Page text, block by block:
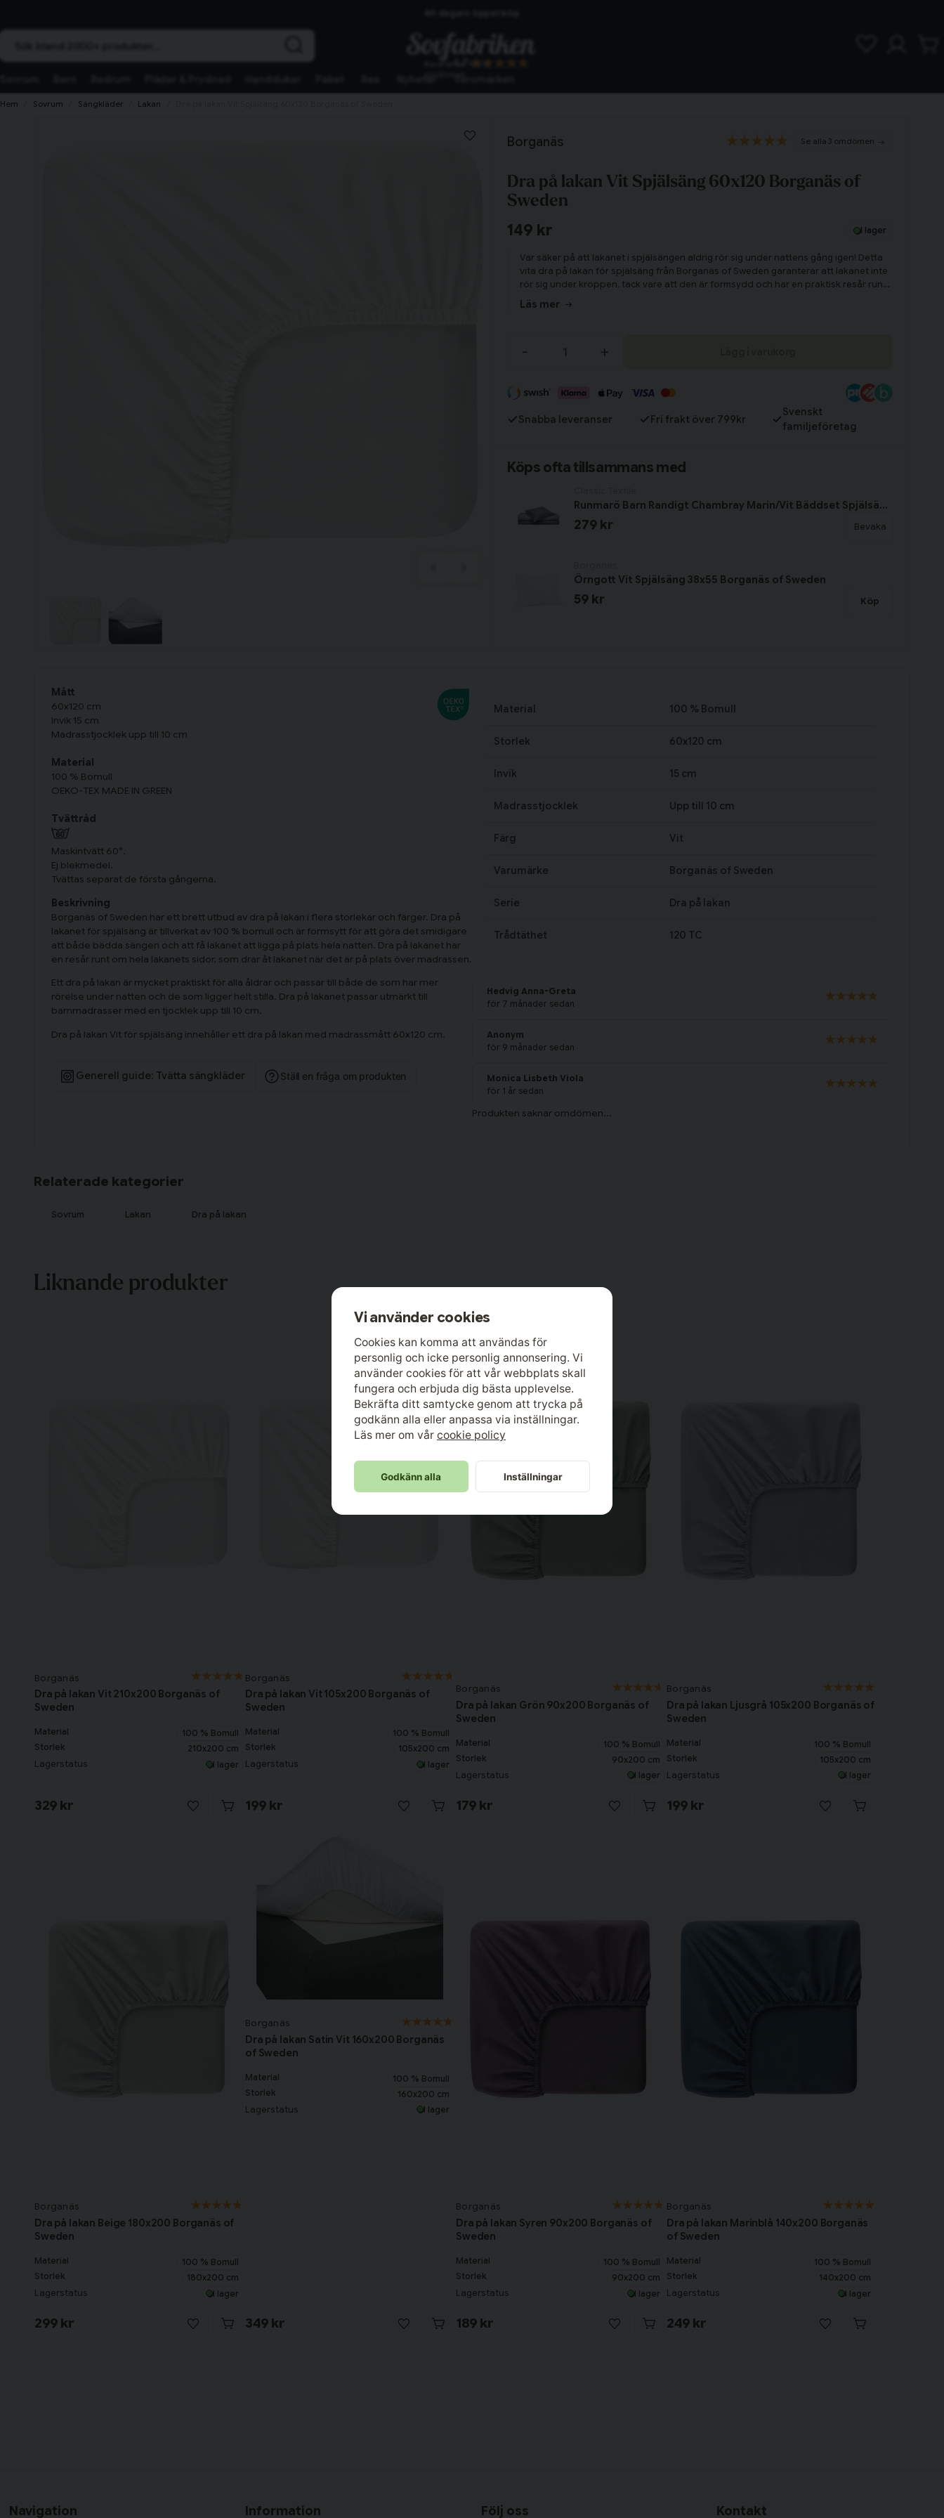
Snabba leveranser
Hem Sovrum Sängkläder Lakan
Borganäs 3 omdömen
Dra på lakan Vit Spjälsäng 60x120 Borganäs of
Sweden
149 kr I lager
Var säker på att lakanet i spjälsängen aldrig rör sig under nattens gång igen! Detta
vita dra på lakan för spjälsäng från Borganäs of Sweden garanterar att lakanet inte
rör sig under kroppen, tack vare att den är formsydd och har en praktisk resår runt
om kanterna. Med dess stilrena färg kan man matcha dra på lakanet till både
enfärgade och mönstrade bäddset. Klicka hem ett praktiskt dra på lakan redan
Läs mer
- +
Snabba leveranser Fri frakt över 799kr
Svenskt
familjeföretag
Köps ofta tillsammans med
Runmarö Barn Randigt Chambray Marin/Vit Bäddset Spjälsäng 100x130 Classic Textile
279 kr Bevaka
Örngott Vit Spjälsäng 38x55 Borganäs of Sweden
59 kr Köp
Mått
60x120 cm
Invik 15 cm
Madrasstjocklek upp till 10 cm
Material
100 % Bomull
OEKO-TEX MADE IN GREEN
Tvättråd
Maskintvätt 60°.
Ej blekmedel.
Tvättas separat de första gångerna.
Beskrivning
Borganäs of Sweden har ett brett utbud av dra på lakan i flera storlekar och färger. Dra på
lakanet för spjälsäng är tillverkat av 100 % bomull och är formsytt för att göra det smidigare
att både bädda sängen och att få lakanet att ligga på plats hela natten. Dra på lakanet har
en resår runt om hela lakanets sidor, som drar åt lakanet när det är på plats över madrassen.
Ett dra på lakan är mycket praktiskt för alla åldrar och passar till både de som har mer
rörelse under natten och de som ligger helt stilla. Dra på lakanet passar utmärkt till
barnmadrasser med en tjocklek upp till 10 cm.
Dra på lakan Vit för spjälsäng innehåller ett dra på lakan med madrassmått 60x120 cm.
Generell guide: Tvätta sängkläder Ställ en fråga om produkten
Material 100 % Bomull
Storlek 60x120 cm
Invik 15 cm
Madrasstjocklek Upp till 10 cm
Färg Vit
Varumärke Borganäs of Sweden
Serie Dra på lakan
Trådtäthet 120 TC
Hedvig Anna-Greta
för 7 månader sedan
Anonym
för 9 månader sedan
Monica Lisbeth Viola
för 1 år sedan
Relaterade kategorier
Sovrum Lakan Dra på lakan
Liknande produkter
Borganäs
Dra på lakan Vit 210x200 Borganäs of
Sweden
Material
100 % Bomull
Storlek
210x200 cm
Lagerstatus I lager
329 kr
Borganäs
Dra på lakan Vit 105x200 Borganäs of
Sweden
Material
100 % Bomull
Storlek
105x200 cm
Lagerstatus I lager
199 kr
Borganäs
Dra på lakan Grön 90x200 Borganäs of
Sweden
Material
100 % Bomull
Storlek
90x200 cm
Lagerstatus I lager
179 kr
Borganäs
Dra på lakan Ljusgrå 105x200 Borganäs of
Sweden
Material
100 % Bomull
Storlek
105x200 cm
Lagerstatus I lager
199 kr
Borganäs
Dra på lakan Beige 180x200 Borganäs of
Sweden
Material
100 % Bomull
Storlek
180x200 cm
Lagerstatus I lager
299 kr
Borganäs
Dra på lakan Satin Vit 160x200 Borganäs
of Sweden
Material
100 % Bomull
Storlek
160x200 cm
Lagerstatus I lager
349 kr
Borganäs
Dra på lakan Syren 90x200 Borganäs of
Sweden
Material
100 % Bomull
Storlek
90x200 cm
Lagerstatus I lager
189 kr
Borganäs
Dra på lakan Marinblå 140x200 Borganäs
of Sweden
Material
100 % Bomull
Storlek
140x200 cm
Lagerstatus I lager
249 kr
Tillagd i varukorgen
Har du alla tillbehör?
Fortsätt handla
Navigation Information Följ oss Kontakt
Vi använder cookies
Cookies kan komma att användas för
personlig och icke personlig annonsering. Vi
använder cookies för att vår webbplats skall
fungera och erbjuda dig bästa upplevelse.
Bekräfta ditt samtycke genom att trycka på
godkänn alla eller anpassa via inställningar.
Läs mer om vår cookie policy
Godkänn alla Inställningar